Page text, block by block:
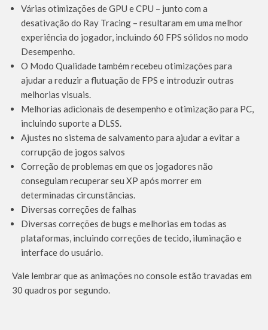
Várias otimizações de GPU e CPU – junto com a
desativação do Ray Tracing – resultaram em uma melhor
experiência do jogador, incluindo 60 FPS sólidos no modo
Desempenho.
O Modo Qualidade também recebeu otimizações para
ajudar a reduzir a flutuação de FPS e introduzir outras
melhorias visuais.
Melhorias adicionais de desempenho e otimização para PC,
incluindo suporte a DLSS.
Ajustes no sistema de salvamento para ajudar a evitar a
corrupção de jogos salvos
Correção de problemas em que os jogadores não
conseguiam recuperar seu XP após morrer em
determinadas circunstâncias.
Diversas correções de falhas
Diversas correções de bugs e melhorias em todas as
plataformas, incluindo correções de tecido, iluminação e
interface do usuário.
Vale lembrar que as animações no console estão travadas em
30 quadros por segundo.